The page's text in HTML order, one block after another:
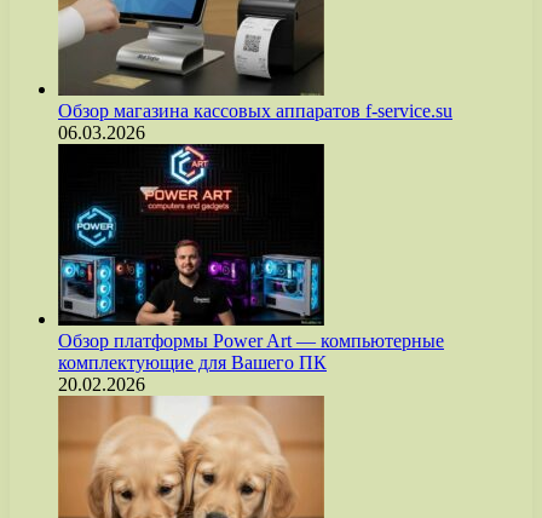
Обзор магазина кассовых аппаратов f-service.su
06.03.2026
Обзор платформы Power Art — компьютерные
комплектующие для Вашего ПК
20.02.2026